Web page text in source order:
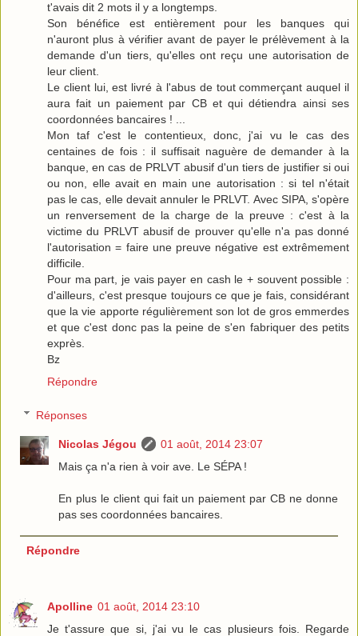
t'avais dit 2 mots il y a longtemps.
Son bénéfice est entièrement pour les banques qui
n'auront plus à vérifier avant de payer le prélèvement à la
demande d'un tiers, qu'elles ont reçu une autorisation de
leur client.
Le client lui, est livré à l'abus de tout commerçant auquel il
aura fait un paiement par CB et qui détiendra ainsi ses
coordonnées bancaires ! ...
Mon taf c'est le contentieux, donc, j'ai vu le cas des
centaines de fois : il suffisait naguère de demander à la
banque, en cas de PRLVT abusif d'un tiers de justifier si oui
ou non, elle avait en main une autorisation : si tel n'était
pas le cas, elle devait annuler le PRLVT. Avec SIPA, s'opère
un renversement de la charge de la preuve : c'est à la
victime du PRLVT abusif de prouver qu'elle n'a pas donné
l'autorisation = faire une preuve négative est extrêmement
difficile.
Pour ma part, je vais payer en cash le + souvent possible :
d'ailleurs, c'est presque toujours ce que je fais, considérant
que la vie apporte régulièrement son lot de gros emmerdes
et que c'est donc pas la peine de s'en fabriquer des petits
exprès.
Bz
Répondre
Réponses
Nicolas Jégou
01 août, 2014 23:07
Mais ça n'a rien à voir ave. Le SÉPA !
En plus le client qui fait un paiement par CB ne donne
pas ses coordonnées bancaires.
Répondre
Apolline 01 août, 2014 23:10
Je t'assure que si, j'ai vu le cas plusieurs fois. Regarde